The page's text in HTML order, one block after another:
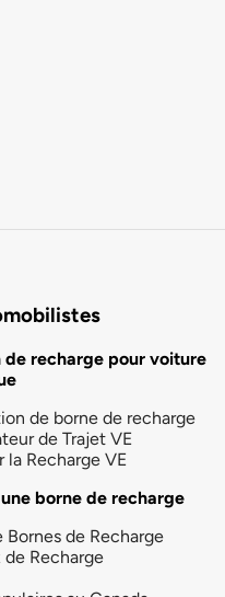
de recharge pour voiture
de borne de recharge
de Trajet VE
la Recharge VE
borne de recharge
Bornes de Recharge
de Recharge